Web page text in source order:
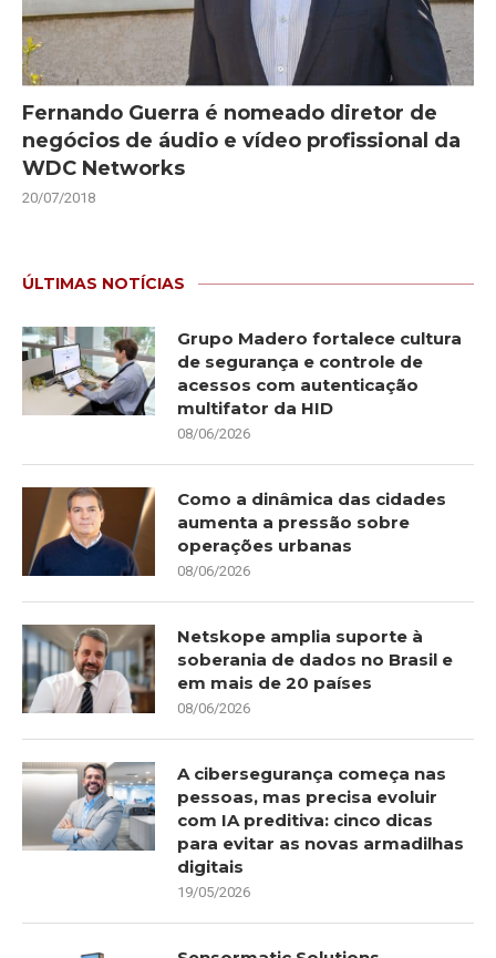
Fernando Guerra é nomeado diretor de
negócios de áudio e vídeo profissional da
WDC Networks
20/07/2018
ÚLTIMAS NOTÍCIAS
Grupo Madero fortalece cultura
de segurança e controle de
acessos com autenticação
multifator da HID
08/06/2026
Como a dinâmica das cidades
aumenta a pressão sobre
operações urbanas
08/06/2026
Netskope amplia suporte à
soberania de dados no Brasil e
em mais de 20 países
08/06/2026
A cibersegurança começa nas
pessoas, mas precisa evoluir
com IA preditiva: cinco dicas
para evitar as novas armadilhas
digitais
19/05/2026